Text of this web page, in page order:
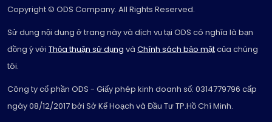
Copyright © ODS Company. All Rights Reserved.
Sử dụng nội dung ở trang này và dịch vụ tại ODS có nghĩa là bạn
đồng ý với Thỏa thuận sử dụng và Chính sách bảo mậtcủa chúng
tôi.
Công ty cổ phần ODS - Giấy phép kinh doanh số: 0314779796 cấp
ngày 08/12/2017 bởi Sở Kế Hoạch và Đầu Tư TP.Hồ Chí Minh.